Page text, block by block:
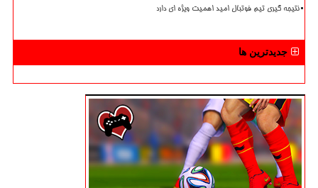
نتیجه گیری تیم فوتبال امید اهمیت ویژه ای دارد
جدیدترین ها